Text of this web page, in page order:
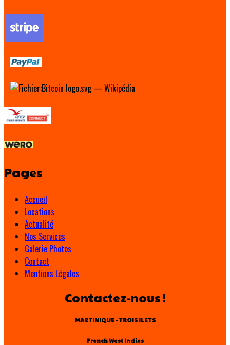
Pages
Accueil
Locations
Actualité
Nos Services
Galerie Photos
Contact
Mentions Légales
Contactez-nous !
MARTINIQUE - TROIS ILETS
French West Indies